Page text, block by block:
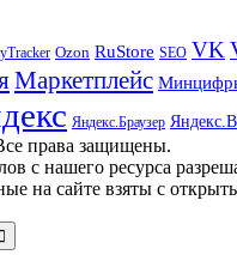
Ozon RuStore SEO VK
Маркетплейс
Яндекс.Браузер
права защищены.
с нашего ресурса
на сайте взяты с